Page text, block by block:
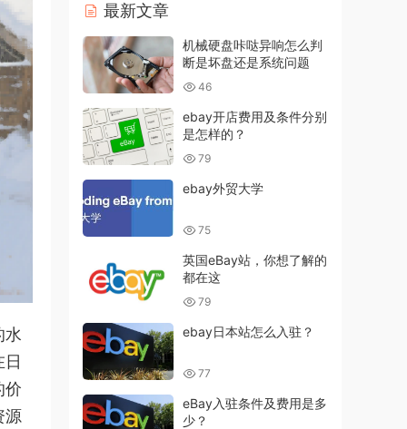
水
价
源
最新文章
机械硬盘咔哒异响怎么判
断是坏盘还是系统问题
46
ebay开店费用及条件分别
是怎样的？
79
ebay外贸大学
75
英国eBay站，你想了解的
都在这
79
ebay日本站怎么入驻？
77
eBay入驻条件及费用是多
少？